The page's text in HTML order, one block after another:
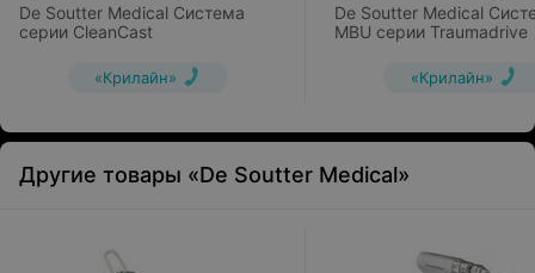
De Soutter Medical Система
серии CleanCast
«Крилайн»
De Soutter Medical
MBU серии Traumadrive
«Крилайн»
Другие товары «De Soutter Medical»